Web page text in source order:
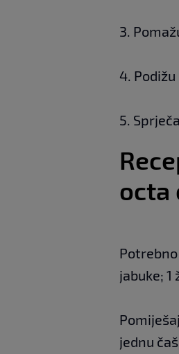
3.
4.
5.
octa
jabuke; 1
jednu